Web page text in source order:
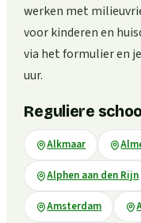
werken met
voor kinderen en
via het formulier en
uur.
Reguliere
Alkmaar
Alphen aan den Rijn
Amsterdam